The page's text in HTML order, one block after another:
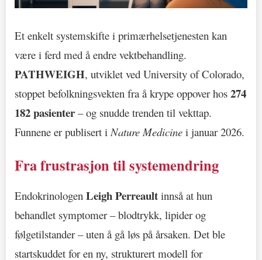
Et enkelt systemskifte i primærhelsetjenesten kan
være i ferd med å endre vektbehandling.
PATHWEIGH, utviklet ved University of Colorado,
stoppet befolkningsvekten fra å krype oppover hos 274
182 pasienter – og snudde trenden til vekttap.
Funnene er publisert i Nature Medicine i januar 2026.
Fra frustrasjon til systemendring
Endokrinologen Leigh Perreault innså at hun
behandlet symptomer – blodtrykk, lipider og
følgetilstander – uten å gå løs på årsaken. Det ble
startskuddet for en ny, strukturert modell for